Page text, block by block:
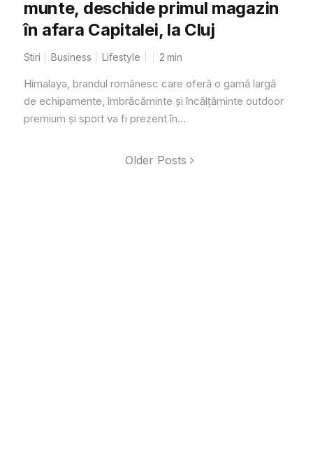
munte, deschide primul magazin
în afara Capitalei, la Cluj
Stiri Business Lifestyle 2 min
Himalaya, brandul românesc care oferă o gamă largă
de echipamente, îmbrăcăminte și încălțăminte outdoor
premium și sport va fi prezent în...
Older Posts